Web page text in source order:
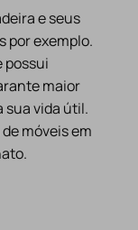
e seus
por exemplo.
possui
maior
sua vida útil.
móveis em